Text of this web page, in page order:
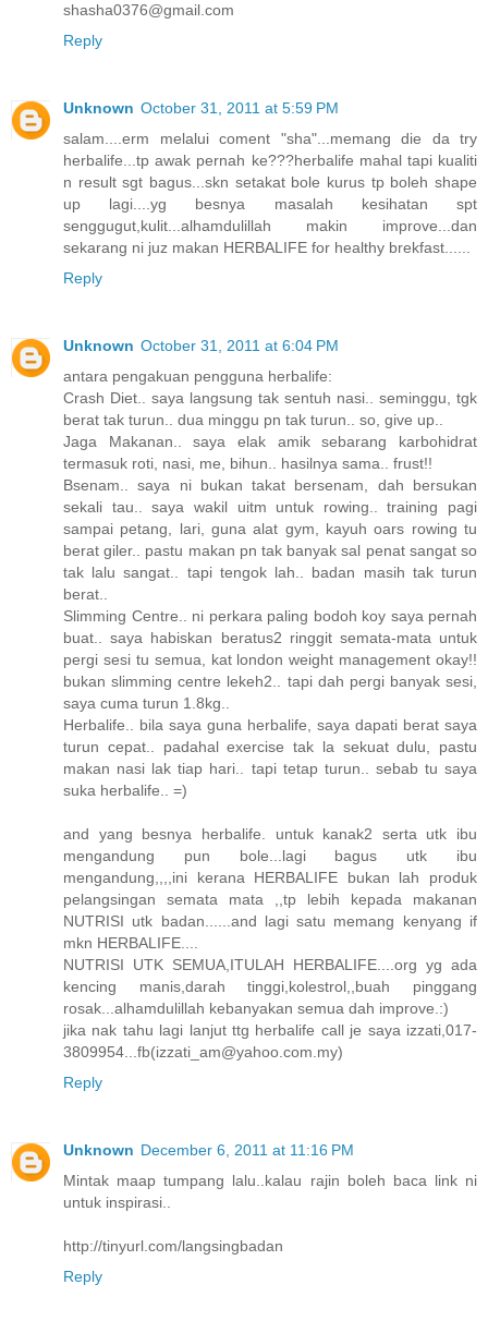
shasha0376@gmail.com
Reply
Unknown October 31, 2011 at 5:59 PM
salam....erm melalui coment "sha"...memang die da try
herbalife...tp awak pernah ke???herbalife mahal tapi kualiti
n result sgt bagus...skn setakat bole kurus tp boleh shape
up lagi....yg besnya masalah kesihatan spt
senggugut,kulit...alhamdulillah makin improve...dan
sekarang ni juz makan HERBALIFE for healthy brekfast......
Reply
Unknown October 31, 2011 at 6:04 PM
antara pengakuan pengguna herbalife:
Crash Diet.. saya langsung tak sentuh nasi.. seminggu, tgk
berat tak turun.. dua minggu pn tak turun.. so, give up..
Jaga Makanan.. saya elak amik sebarang karbohidrat
termasuk roti, nasi, me, bihun.. hasilnya sama.. frust!!
Bsenam.. saya ni bukan takat bersenam, dah bersukan
sekali tau.. saya wakil uitm untuk rowing.. training pagi
sampai petang, lari, guna alat gym, kayuh oars rowing tu
berat giler.. pastu makan pn tak banyak sal penat sangat so
tak lalu sangat.. tapi tengok lah.. badan masih tak turun
berat..
Slimming Centre.. ni perkara paling bodoh koy saya pernah
buat.. saya habiskan beratus2 ringgit semata-mata untuk
pergi sesi tu semua, kat london weight management okay!!
bukan slimming centre lekeh2.. tapi dah pergi banyak sesi,
saya cuma turun 1.8kg..
Herbalife.. bila saya guna herbalife, saya dapati berat saya
turun cepat.. padahal exercise tak la sekuat dulu, pastu
makan nasi lak tiap hari.. tapi tetap turun.. sebab tu saya
suka herbalife.. =)
and yang besnya herbalife. untuk kanak2 serta utk ibu
mengandung pun bole...lagi bagus utk ibu
mengandung,,,,ini kerana HERBALIFE bukan lah produk
pelangsingan semata mata ,,tp lebih kepada makanan
NUTRISI utk badan......and lagi satu memang kenyang if
mkn HERBALIFE....
NUTRISI UTK SEMUA,ITULAH HERBALIFE....org yg ada
kencing manis,darah tinggi,kolestrol,,buah pinggang
rosak...alhamdulillah kebanyakan semua dah improve.:)
jika nak tahu lagi lanjut ttg herbalife call je saya izzati,017-
3809954...fb(izzati_am@yahoo.com.my)
Reply
Unknown December 6, 2011 at 11:16 PM
Mintak maap tumpang lalu..kalau rajin boleh baca link ni
untuk inspirasi..
http://tinyurl.com/langsingbadan
Reply